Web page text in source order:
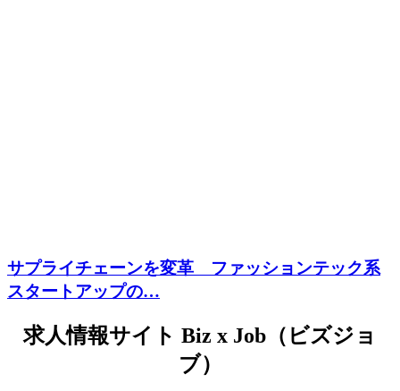
サプライチェーンを変革 ファッションテック系
スタートアップの…
求人情報サイト Biz x Job（ビズジョ
ブ）